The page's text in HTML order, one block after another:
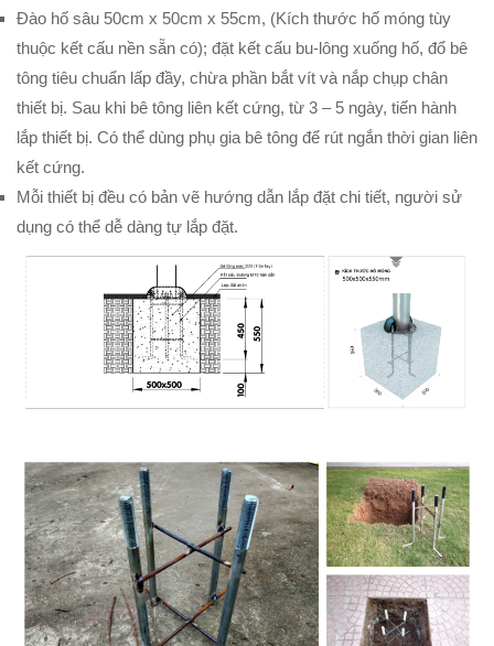
Đào hố sâu 50cm x 50cm x 55cm, (Kích thước hố móng tùy
thuộc kết cấu nền sẵn có); đặt kết cấu bu-lông xuống hố, đổ bê
tông tiêu chuẩn lấp đầy, chừa phần bắt vít và nắp chụp chân
thiết bị. Sau khi bê tông liên kết cứng, từ 3 – 5 ngày, tiến hành
lắp thiết bị. Có thể dùng phụ gia bê tông để rút ngắn thời gian liên
kết cứng.
Mỗi thiết bị đều có bản vẽ hướng dẫn lắp đặt chi tiết, người sử
dụng có thể dễ dàng tự lắp đặt.